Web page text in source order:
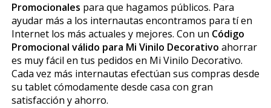
Promocionales para que hagamos públicos. Para
ayudar más a los internautas encontramos para tí en
Internet los más actuales y mejores. Con un Código
Promocional válido para Mi Vinilo Decorativo ahorrar
es muy fácil en tus pedidos en Mi Vinilo Decorativo.
Cada vez más internautas efectúan sus compras desde
su tablet cómodamente desde casa con gran
satisfacción y ahorro.